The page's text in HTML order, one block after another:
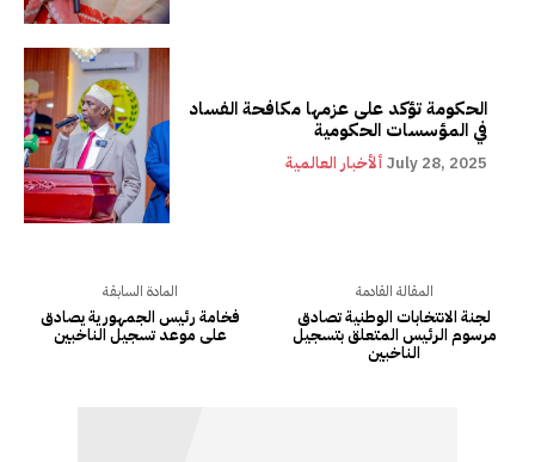
الحكومة تؤكد على عزمها مكافحة الفساد
في المؤسسات الحكومية
ألأخبار العالمية July 28, 2025
المادة السابقة
فخامة رئيس الجمهورية يصادق
على موعد تسجيل الناخبين
المقالة القادمة
لجنة الانتخابات الوطنية تصادق
مرسوم الرئيس المتعلق بتسجيل
الناخبين